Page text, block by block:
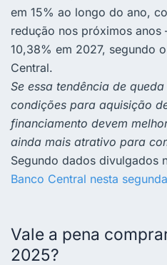
em 15% ao longo do ano,
redução nos próximos anos
10,38% em 2027, segundo
Central.
Se essa tendência de
condições para aquisição
financiamento devem
ainda mais atrativo para
Segundo dados divulgados
Banco Central nesta
Vale a pena
2025?